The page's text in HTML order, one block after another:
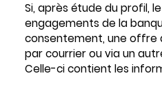
Si, après étude du profil,
engagements de la
consentement, une offre
par courrier ou via un
Celle-ci contient les